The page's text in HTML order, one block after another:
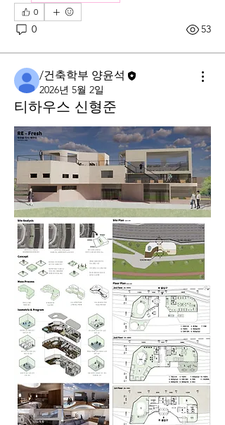
0
0 53
/건축학부 양윤석
2026년 5월 2일
티하우스 신형준